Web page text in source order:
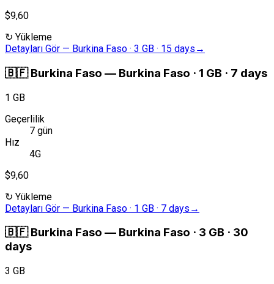
$9,60
↻ Yükleme
Detayları Gör — Burkina Faso · 3 GB · 15 days →
🇧🇫 Burkina Faso — Burkina Faso · 1 GB · 7 days
1 GB
Geçerlilik
7 gün
Hız
4G
$9,60
↻ Yükleme
Detayları Gör — Burkina Faso · 1 GB · 7 days →
🇧🇫 Burkina Faso — Burkina Faso · 3 GB · 30
days
3 GB